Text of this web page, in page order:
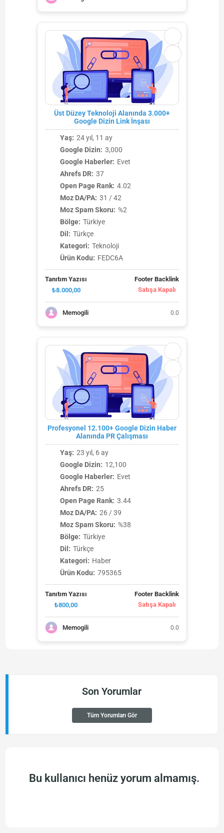
Üst Düzey Teknoloji Alanında 3.000+
Google Dizin Link İnşası
Yaş: 24 yıl, 11 ay
Google Dizin: 3,000
Google Haberler: Evet
Ahrefs DR: 37
Open Page Rank: 4.02
Moz DA/PA: 31 / 42
Moz Spam Skoru: %2
Bölge: Türkiye
Dil: Türkçe
Kategori: Teknoloji
Ürün Kodu: FEDC6A
Tanıtım Yazısı
₺8.000,00
Footer Backlink
Satışa Kapalı
Memogili 0.0
Profesyonel 12.100+ Google Dizin Haber
Alanında PR Çalışması
Yaş: 23 yıl, 6 ay
Google Dizin: 12,100
Google Haberler: Evet
Ahrefs DR: 25
Open Page Rank: 3.44
Moz DA/PA: 26 / 39
Moz Spam Skoru: %38
Bölge: Türkiye
Dil: Türkçe
Kategori: Haber
Ürün Kodu: 795365
Tanıtım Yazısı
₺800,00
Footer Backlink
Satışa Kapalı
Memogili 0.0
Son Yorumlar
Tüm Yorumları Gör
Bu kullanıcı henüz yorum almamış.